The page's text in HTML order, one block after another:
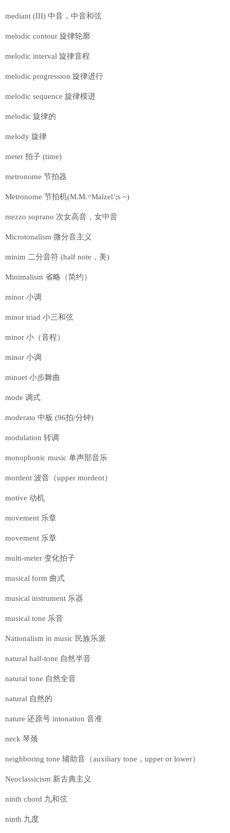
mediant (III) 中音，中音和弦
melodic contour 旋律轮廓
melodic interval 旋律音程
melodic progression 旋律进行
melodic sequence 旋律模进
melodic 旋律的
melody 旋律
meter 拍子 (time)
metronome 节拍器
Metronome 节拍机(M.M.=Malzel’;s ~)
mezzo soprano 次女高音，女中音
Microtonalism 微分音主义
minim 二分音符 (half note，美)
Minimalism 省略（简约）
minor 小调
minor triad 小三和弦
minor 小（音程）
minor 小调
minuet 小步舞曲
mode 调式
moderato 中板 (96拍/分钟)
modulation 转调
monophonic music 单声部音乐
mordent 波音（upper mordent）
motive 动机
movement 乐章
movement 乐章
multi-meter 变化拍子
musical form 曲式
musical instrument 乐器
musical tone 乐音
Nationalism in music 民族乐派
natural half-tone 自然半音
natural tone 自然全音
natural 自然的
nature 还原号 intonation 音准
neck 琴颈
neighboring tone 辅助音（auxiliary tone，upper or lower）
Neoclassicism 新古典主义
ninth chord 九和弦
ninth 九度